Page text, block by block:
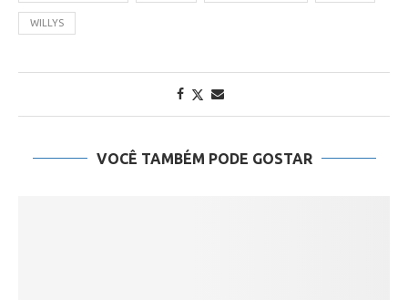
WILLYS
VOCÊ TAMBÉM PODE GOSTAR